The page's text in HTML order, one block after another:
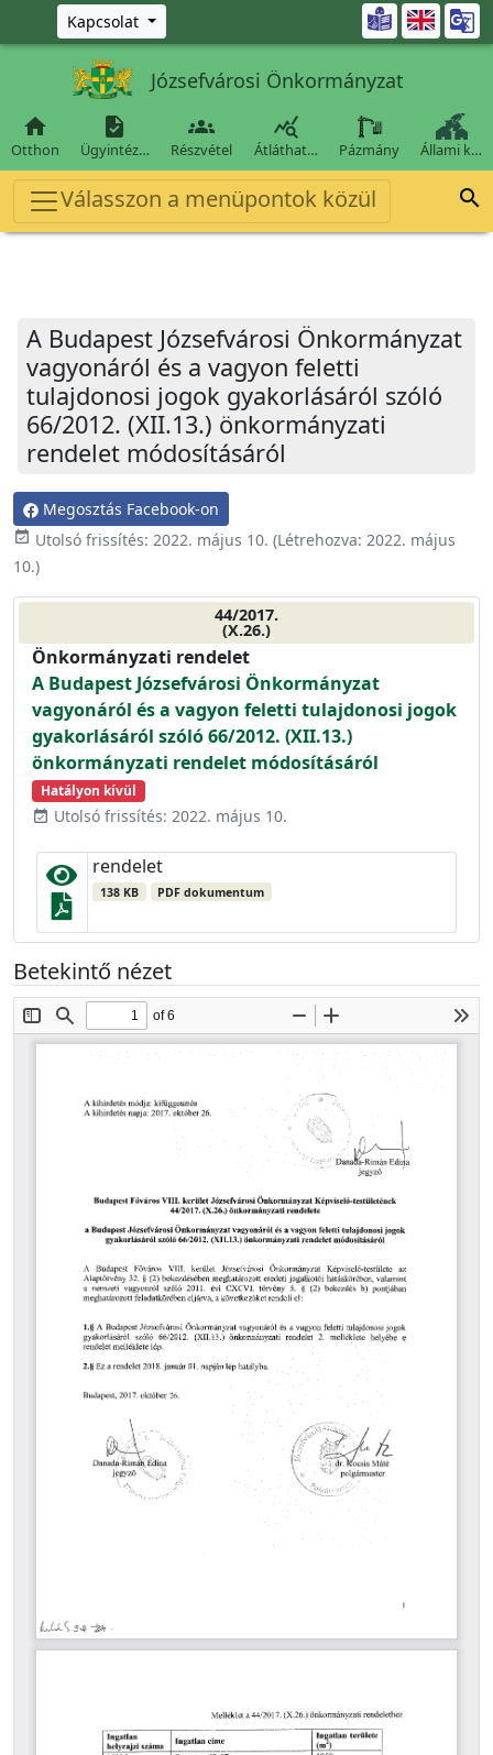
Ugrás a fő tartalomra
Kapcsolat 
Józsefvárosi Önkormányzat

Otthon

Ügyintéz…

Részvétel

Átláthat… Pázmány Állami k…
Válasszon a menüpontok közül 
A Budapest Józsefvárosi Önkormányzat
vagyonáról és a vagyon feletti
tulajdonosi jogok gyakorlásáról szóló
66/2012. (XII.13.) önkormányzati
rendelet módosításáról
Megosztás Facebook-on
event_available Utolsó frissítés: 2022. május 10. (Létrehozva: 2022. május
10.)
44/2017.
(X.26.)
Önkormányzati rendelet
A Budapest Józsefvárosi Önkormányzat
vagyonáról és a vagyon feletti tulajdonosi jogok
gyakorlásáról szóló 66/2012. (XII.13.)
önkormányzati rendelet módosításáról
Hatályon kívül
event_available Utolsó frissítés: 2022. május 10.
rendelet
138 KB PDF dokumentum
Betekintő nézet